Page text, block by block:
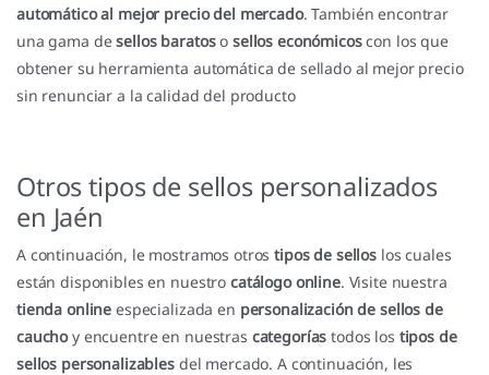
automático al mejor precio del mercado. También encontrar
una gama desellos baratoso sellos económicoscon los que
obtener su herramienta automática de sellado al mejor precio
sin renunciar a la calidad del producto
Otros tipos de sellos personalizados
en Jaén
A continuación, le mostramos otrostipos de sellos los cuales
están disponibles en nuestro catálogo online. Visite nuestra
tienda online especializada en personalización de sellos de
cauchoy encuentre en nuestras categorías todos los tipos de
sellos personalizablesdel mercado. A continuación, les